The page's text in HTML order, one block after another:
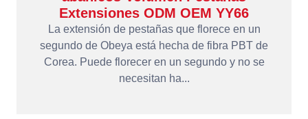
Extensiones ODM OEM YY66
La extensión de pestañas que florece en un
segundo de Obeya está hecha de fibra PBT de
Corea. Puede florecer en un segundo y no se
necesitan ha...